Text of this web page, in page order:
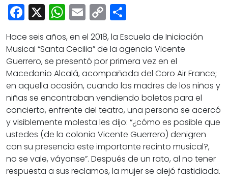
OpiniónFacebook
X WhatsApp
Email
Copy
Link
Hace seis años, en el 2018, la Escuela de Iniciación
Musical “Santa Cecilia” de la agencia Vicente
Guerrero, se presentó por primera vez en el
Macedonio Alcalá, acompañada del Coro Air France;
en aquella ocasión, cuando las madres de los niños y
niñas se encontraban vendiendo boletos para el
concierto, enfrente del teatro, una persona se acercó
y visiblemente molesta les dijo: “¿cómo es posible que
ustedes (de la colonia Vicente Guerrero) denigren
con su presencia este importante recinto musical?,
no se vale, váyanse”. Después de un rato, al no tener
respuesta a sus reclamos, la mujer se alejó fastidiada.